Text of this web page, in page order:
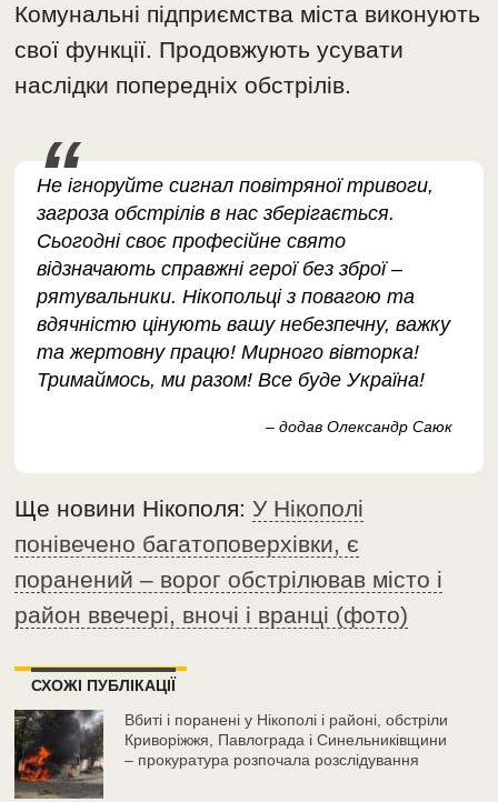
Комунальні підприємства міста виконують
свої функції. Продовжують усувати
наслідки попередніх обстрілів.
Не ігноруйте сигнал повітряної тривоги,
загроза обстрілів в нас зберігається.
Сьогодні своє професійне свято
відзначають справжні герої без зброї –
рятувальники. Нікопольці з повагою та
вдячністю цінують вашу небезпечну, важку
та жертовну працю! Мирного вівторка!
Тримаймось, ми разом! Все буде Україна!
– додав Олександр Саюк
Ще новини Нікополя:У Нікополі
понівечено багатоповерхівки, є
поранений – ворог обстрілював місто і
район ввечері, вночі і вранці (фото)
СХОЖІ ПУБЛІКАЦІЇ
Вбиті і поранені у Нікополі і районі, обстріли
Криворіжжя, Павлограда і Синельниківщини
– прокуратура розпочала розслідування